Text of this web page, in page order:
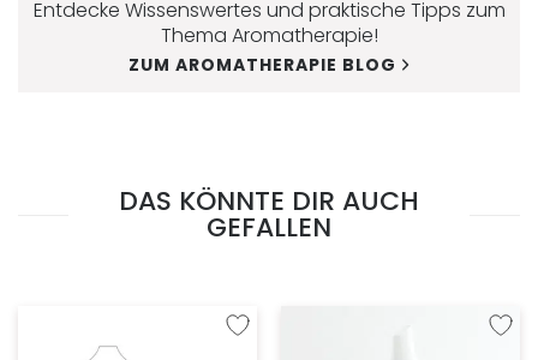
Entdecke Wissenswertes und praktische Tipps zum
Thema Aromatherapie!
ZUM AROMATHERAPIE BLOG
DAS KÖNNTE DIR AUCH
GEFALLEN
Zur Wunschliste hinzufügen Zur